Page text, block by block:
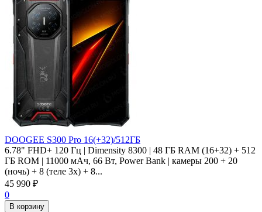
DOOGEE S300 Pro 16(+32)/512ГБ
6.78" FHD+ 120 Гц | Dimensity 8300 | 48 ГБ RAM (16+32) + 512
ГБ ROM | 11000 мАч, 66 Вт, Power Bank | камеры 200 + 20
(ночь) + 8 (теле 3x) + 8...
45 990 ₽
0
В корзину